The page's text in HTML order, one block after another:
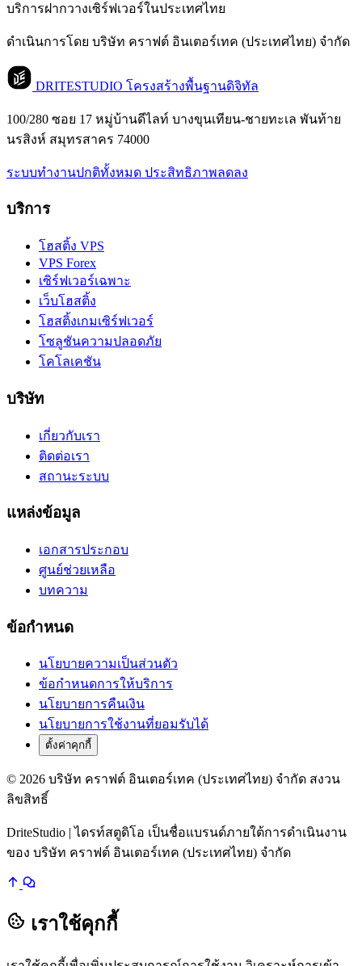
บริการฝากวางเซิร์ฟเวอร์ในประเทศไทย
ดำเนินการโดย บริษัท คราฟต์ อินเตอร์เทค (ประเทศไทย) จำกัด
DRITESTUDIO โครงสร้างพื้นฐานดิจิทัล
100/280 ซอย 17 หมู่บ้านดีไลท์ บางขุนเทียน-ชายทะเล พันท้าย
นรสิงห์ สมุทรสาคร 74000
ระบบทำงานปกติทั้งหมด ประสิทธิภาพลดลง
บริการ
โฮสติ้ง VPS
VPS Forex
เซิร์ฟเวอร์เฉพาะ
เว็บโฮสติ้ง
โฮสติ้งเกมเซิร์ฟเวอร์
โซลูชันความปลอดภัย
โคโลเคชัน
บริษัท
เกี่ยวกับเรา
ติดต่อเรา
สถานะระบบ
แหล่งข้อมูล
เอกสารประกอบ
ศูนย์ช่วยเหลือ
บทความ
ข้อกำหนด
นโยบายความเป็นส่วนตัว
ข้อกำหนดการให้บริการ
นโยบายการคืนเงิน
นโยบายการใช้งานที่ยอมรับได้
ตั้งค่าคุกกี้
© 2026 บริษัท คราฟต์ อินเตอร์เทค (ประเทศไทย) จำกัด สงวน
ลิขสิทธิ์
DriteStudio | ไดรท์สตูดิโอ เป็นชื่อแบรนด์ภายใต้การดำเนินงาน
ของ บริษัท คราฟต์ อินเตอร์เทค (ประเทศไทย) จำกัด
เราใช้คุกกี้